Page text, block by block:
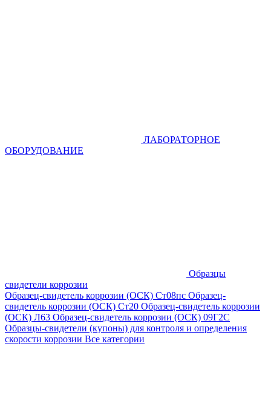
ЛАБОРАТОРНОЕ
ОБОРУДОВАНИЕ
Образцы
свидетели коррозии
Образец-свидетель коррозии (ОСК) Ст08пс Образец-
свидетель коррозии (ОСК) Ст20 Образец-свидетель коррозии
(ОСК) Л63 Образец-свидетель коррозии (ОСК) 09Г2С
Образцы-свидетели (купоны) для контроля и определения
скорости коррозии Все категории